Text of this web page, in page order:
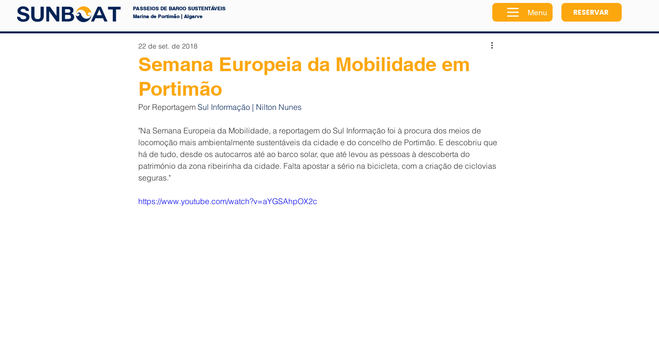
PASSEIOS DE BARCO SUSTENTÁVEIS
Marina de Portimão | Algarve
Menu RESERVAR
Semana Europeia da Mobilidade em
Portimão
22 de set. de 2018
Por Reportagem Sul Informação | Nilton Nunes
"Na Semana Europeia da Mobilidade, a reportagem do Sul Informação foi à procura dos meios de
locomoção mais ambientalmente sustentáveis da cidade e do concelho de Portimão. E descobriu que
há de tudo, desde os autocarros até ao barco solar, que até levou as pessoas à descoberta do
património da zona ribeirinha da cidade. Falta apostar a sério na bicicleta, com a criação de ciclovias
seguras."
https://www.youtube.com/watch?v=aYGSAhpOX2c